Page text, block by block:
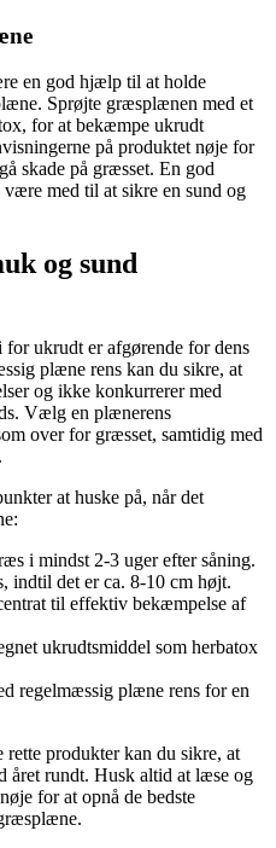
en god hjælp til at holde
Sprøjte græsplænen med et
for at bekæmpe ukrudt
på produktet nøje for
skade på græsset. En god
med til at sikre en sund og
og sund
ukrudt er afgørende for dens
plæne rens kan du sikre, at
og ikke konkurrerer med
Vælg en plænerens
over for græsset, samtidig med
at huske på, når det
i mindst 2-3 uger efter såning.
indtil det er ca. 8-10 cm højt.
til effektiv bekæmpelse af
ukrudtsmiddel som herbatox
regelmæssig plæne rens for en
rette produkter kan du sikre, at
året rundt. Husk altid at læse og
for at opnå de bedste